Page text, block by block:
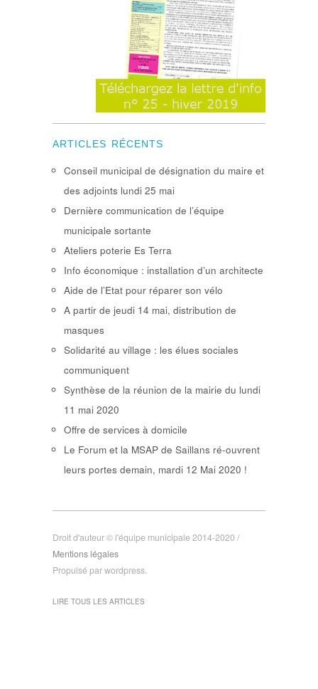
ARTICLES RÉCENTS
Conseil municipal de désignation du maire et
des adjoints lundi 25 mai
Dernière communication de l’équipe
municipale sortante
Ateliers poterie Es Terra
Info économique : installation d’un architecte
Aide de l’Etat pour réparer son vélo
A partir de jeudi 14 mai, distribution de
masques
Solidarité au village : les élues sociales
communiquent
Synthèse de la réunion de la mairie du lundi
11 mai 2020
Offre de services à domicile
Le Forum et la MSAP de Saillans ré-ouvrent
leurs portes demain, mardi 12 Mai 2020 !
Droit d'auteur © l'équipe municipale 2014-2020 /
Mentions légales
Propulsé par wordpress.
LIRE TOUS LES ARTICLES